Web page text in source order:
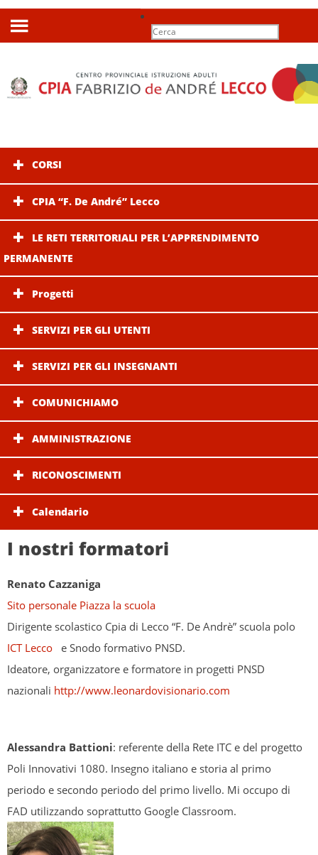
Search
for:
CORSI
CPIA “F. De André” Lecco
LE RETI TERRITORIALI PER L’APPRENDIMENTO
PERMANENTE
Progetti
SERVIZI PER GLI UTENTI
SERVIZI PER GLI INSEGNANTI
COMUNICHIAMO
AMMINISTRAZIONE
RICONOSCIMENTI
Calendario
I nostri formatori
Renato Cazzaniga
Sito personale Piazza la scuola
Dirigente scolastico Cpia di Lecco “F. De Andrè” scuola polo
ICT Lecco e Snodo formativo PNSD.
Ideatore, organizzatore e formatore in progetti PNSD
nazionali http://www.leonardovisionario.com
Alessandra Battioni: referente della Rete ITC e del progetto
Poli Innovativi 1080. Insegno italiano e storia al primo
periodo e secondo periodo del primo livello. Mi occupo di
FAD utilizzando soprattutto Google Classroom.